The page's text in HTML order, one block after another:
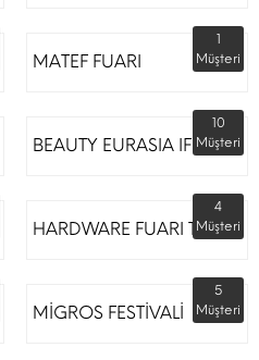
MATEF FUARI
1
Müşteri
BEAUTY EURASIA IFM
10
Müşteri
HARDWARE FUARI TÜYAP
4
Müşteri
MİGROS FESTİVALİ
5
Müşteri